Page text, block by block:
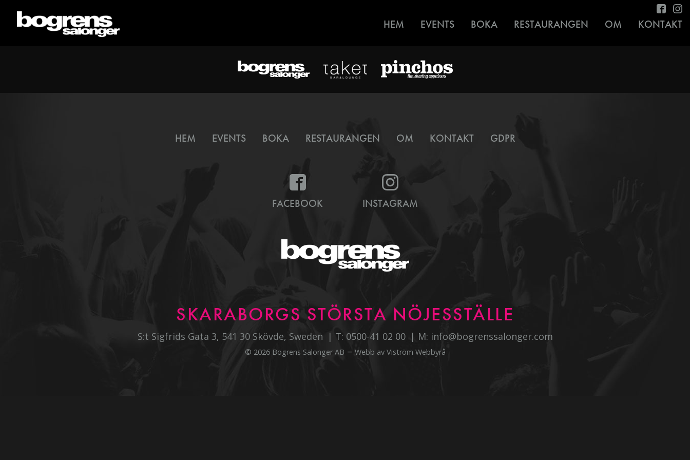
HEM EVENTS BOKA RESTAURANGEN OM KONTAKT
HEM EVENTS BOKA RESTAURANGEN OM KONTAKT GDPR
FACEBOOK INSTAGRAM
SKARABORGS STÖRSTA NÖJESSTÄLLE
S:t Sigfrids Gata 3, 541 30 Skövde, Sweden T: 0500-41 02 00 M: info@bogrenssalonger.com
© 2026 Bogrens Salonger AB – Webb av Viström Webbyrå